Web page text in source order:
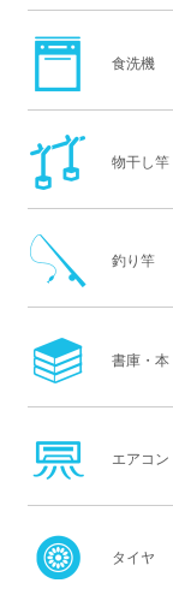
食洗機
物干し竿
釣り竿
書庫・本
エアコン
タイヤ